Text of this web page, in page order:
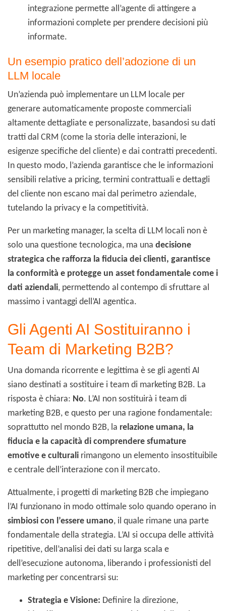
integrazione permette all’agente di attingere a
informazioni complete per prendere decisioni più
informate.
Un esempio pratico dell’adozione di un
LLM locale
Un’azienda può implementare un LLM locale per
generare automaticamente proposte commerciali
altamente dettagliate e personalizzate, basandosi su dati
tratti dal CRM (come la storia delle interazioni, le
esigenze specifiche del cliente) e dai contratti precedenti.
In questo modo, l’azienda garantisce che le informazioni
sensibili relative a pricing, termini contrattuali e dettagli
del cliente non escano mai dal perimetro aziendale,
tutelando la privacy e la competitività.
Per un marketing manager, la scelta di LLM locali non è
solo una questione tecnologica, ma una decisione
strategica che rafforza la fiducia dei clienti, garantisce
la conformità e protegge un asset fondamentale come i
dati aziendali, permettendo al contempo di sfruttare al
massimo i vantaggi dell’AI agentica.
Gli Agenti AI Sostituiranno i
Team di Marketing B2B?
Una domanda ricorrente e legittima è se gli agenti AI
siano destinati a sostituire i team di marketing B2B. La
risposta è chiara: No. L’AI non sostituirà i team di
marketing B2B, e questo per una ragione fondamentale:
soprattutto nel mondo B2B, la relazione umana, la
fiducia e la capacità di comprendere sfumature
emotive e culturali rimangono un elemento insostituibile
e centrale dell’interazione con il mercato.
Attualmente, i progetti di marketing B2B che impiegano
l’AI funzionano in modo ottimale solo quando operano in
simbiosi con l’essere umano, il quale rimane una parte
fondamentale della strategia. L’AI si occupa delle attività
ripetitive, dell’analisi dei dati su larga scala e
dell’esecuzione autonoma, liberando i professionisti del
marketing per concentrarsi su:
Strategia e Visione: Definire la direzione,